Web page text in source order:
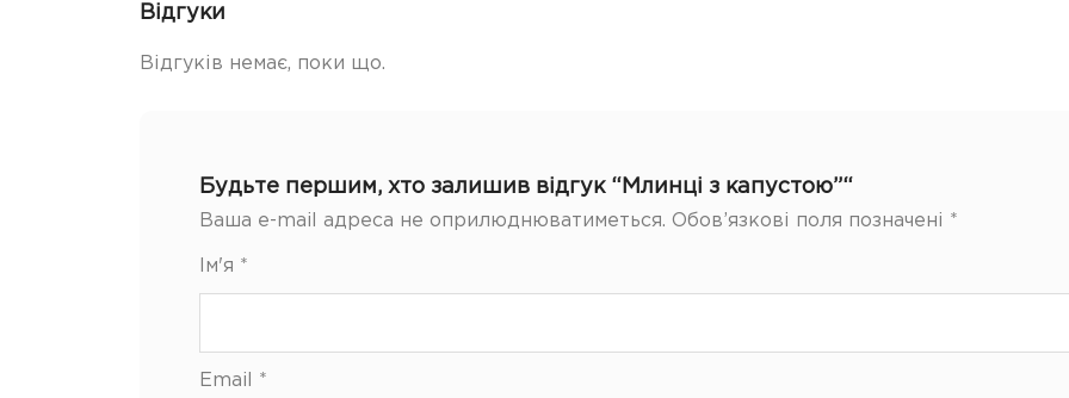
Відгуки
Відгуків немає, поки що.
Будьте першим, хто залишив відгук “Млинці з капустою”“
Ваша e-mail адреса не оприлюднюватиметься. Обов’язкові поля позначені *
Ім'я *
Email *